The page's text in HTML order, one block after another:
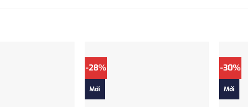
-28%
Mới
-30%
Mới